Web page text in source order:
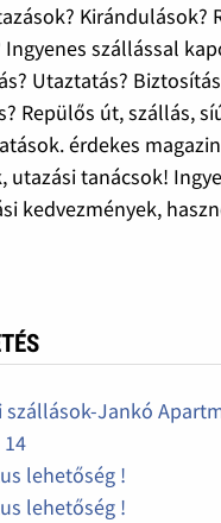
Kirándulások?
szállással
Utaztatás?
Repülős út, szállás,
érdekes
utazási tanácsok!
kedvezmények,
szállások-Jankó
lehetőség !
lehetőség !